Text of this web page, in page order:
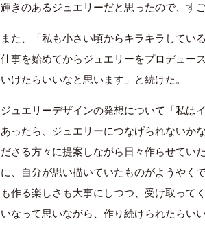
輝きのあるジュエリーだと思ったので、す
また、「私も小さい頃からキラキラしてい
仕事を始めてからジュエリーをプロデュー
いけたらいいなと思います」と続けた。
ジュエリーデザインの発想について「私は
あったら、ジュエリーにつなげられないか
ださる方々に提案しながら日々作らせてい
に、自分が思い描いていたものがようやく
も作る楽しさも大事にしつつ、受け取って
いなって思いながら、作り続けられたらい